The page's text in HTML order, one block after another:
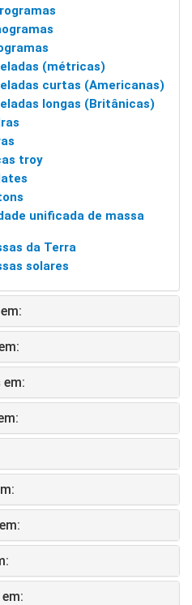
(métricas)
curtas (Americanas)
longas (Britânicas)
troy
unificada de massa
da Terra
solares
em:
em:
em:
em: